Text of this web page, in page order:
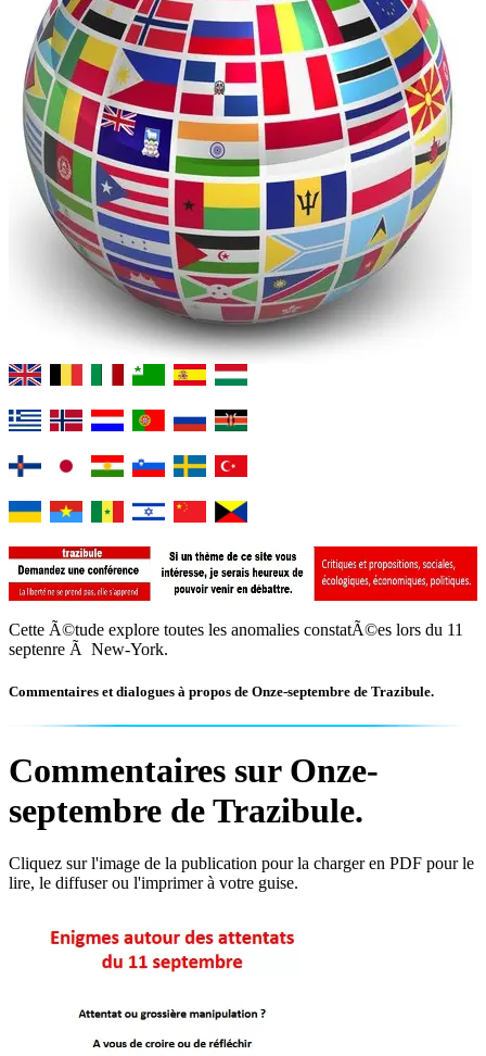
Cette Ã©tude explore toutes les anomalies constatÃ©es lors du 11
septenre Ã New-York.
Commentaires et dialogues à propos de Onze-septembre de Trazibule.
Commentaires sur Onze-
septembre de Trazibule.
Cliquez sur l'image de la publication pour la charger en PDF pour le
lire, le diffuser ou l'imprimer à votre guise.